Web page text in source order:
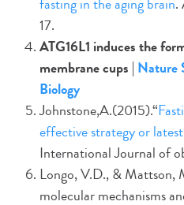
fasting in the aging brain.
17.
ATG16L1 induces the
membrane cups | Nature
Biology
Johnstone,A.(2015).“
effective strategy or
International Journal of
Longo, V.D., & Mattson,
molecular mechanisms